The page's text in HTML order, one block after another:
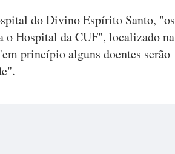
do Divino Espírito Santo, "os
o Hospital da CUF", localizado na
princípio alguns doentes serão